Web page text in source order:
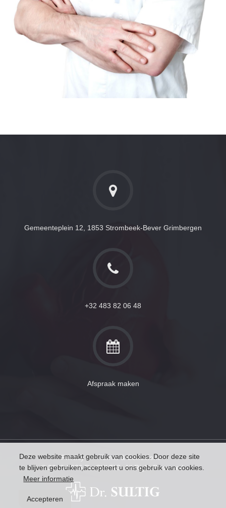
Gemeenteplein 12, 1853 Strombeek-Bever Grimbergen
+32 483 82 06 48
Afspraak maken
Privacy • Terms & Conditions
© 2012-2026 Dr. SULTIG. All Right Reserved.
Deze website maakt gebruik van cookies. Door deze site
te blijven gebruiken,accepteert u ons gebruik van cookies.
Meer informatie
Accepteren